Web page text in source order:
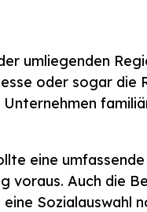
umliegenden
oder sogar die
eine
voraus. Auch die
Sozialauswahl